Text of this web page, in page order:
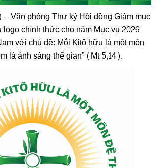
Văn phòng Thư ký Hội đồng Giám mục
chính thức cho năm Mục vụ 2026
với chủ đề: Mỗi Kitô hữu là một môn
là ánh sáng thế gian” (Mt 5,14).